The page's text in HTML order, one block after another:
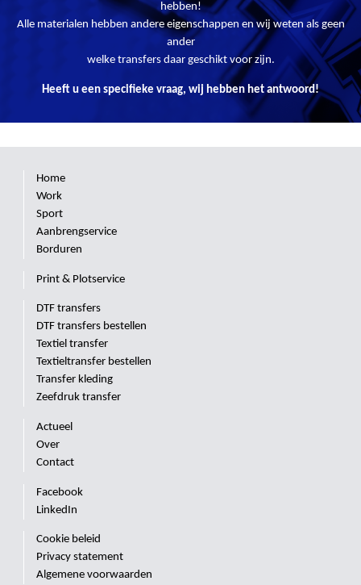
hebben!
Alle materialen hebben andere eigenschappen en wij weten als geen
ander
welke transfers daar geschikt voor zijn.
Heeft u een specifieke vraag, wij hebben het antwoord!
Home
Work
Sport
Aanbrengservice
Borduren
Print & Plotservice
DTF transfers
DTF transfers bestellen
Textiel transfer
Textieltransfer bestellen
Transfer kleding
Zeefdruk transfer
Actueel
Over
Contact
Facebook
LinkedIn
Cookie beleid
Privacy statement
Algemene voorwaarden